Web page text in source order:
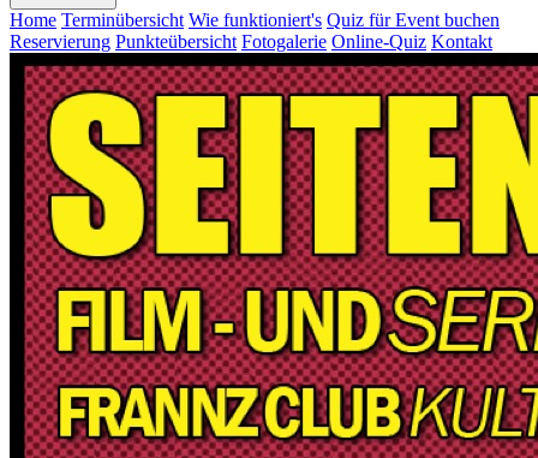
Home Terminübersicht Wie funktioniert's Quiz für Event buchen
Reservierung Punkteübersicht Fotogalerie Online-Quiz Kontakt